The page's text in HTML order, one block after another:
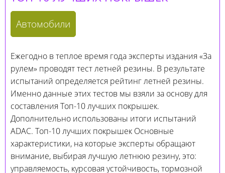
Автомобили
Ежегодно в теплое время года эксперты издания «За
рулем» проводят тест летней резины. В результате
испытаний определяется рейтинг летней резины.
Именно данные этих тестов мы взяли за основу для
составления Топ-10 лучших покрышек.
Дополнительно использованы итоги испытаний
ADAC. Топ-10 лучших покрышек Основные
характеристики, на которые эксперты обращают
внимание, выбирая лучшую летнюю резину, это:
управляемость, курсовая устойчивость, тормозной